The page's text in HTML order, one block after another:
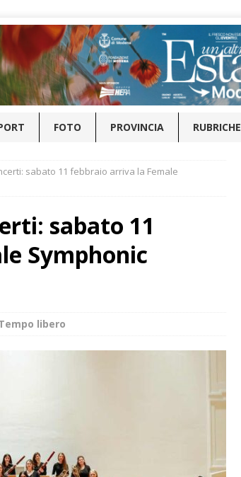
FOTO PROVINCIA RUBRICHE
sabato 11 febbraio arriva la Female
sabato 11
Symphonic
libero